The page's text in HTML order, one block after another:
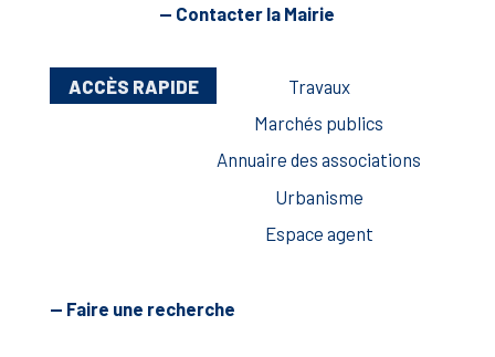
— Contacter la Mairie
ACCÈS RAPIDE
Travaux
Marchés publics
Annuaire des associations
Urbanisme
Espace agent
— Faire une recherche